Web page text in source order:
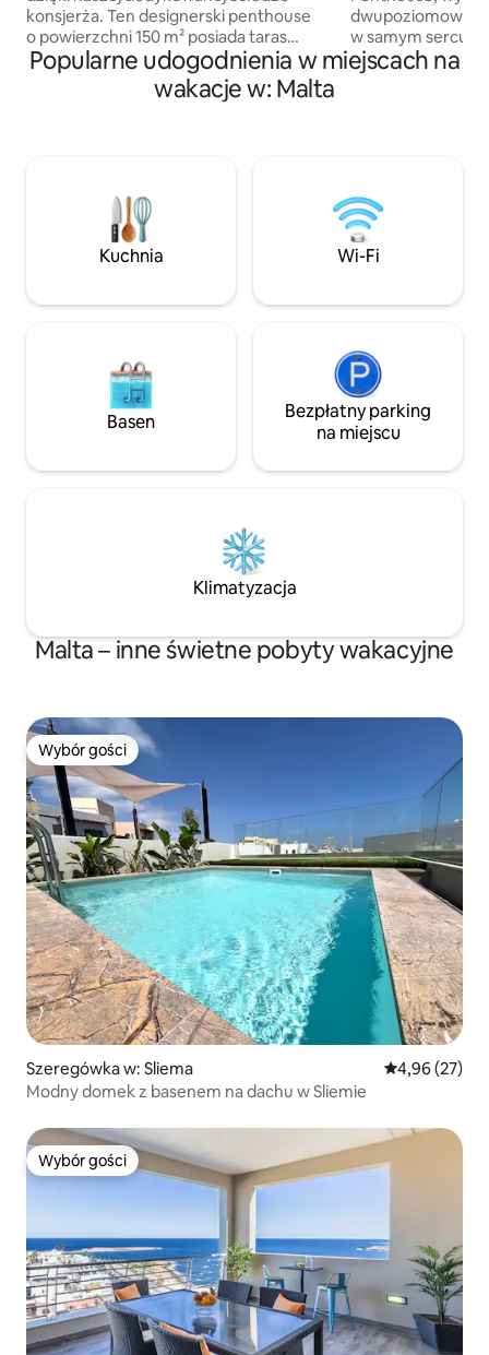
konsjerża. Ten designerski penthouse
o powierzchni 150 m² posiada taras
o powierzchni 55 m², na którym czeka na
Ciebie relaks na świeżym powietrzu
i śródziemnomorski spokój.
sanktuarium możesz cieszyć się
spokojem w pomieszczeniach i pięknem
na zewnątrz. 🏊 Podgrzewany basen
wyposażenie dla niemowląt – bezpłatnie
w samym sercu
połączenie
i zapierających
kolory
słońca i piękną
odzwierciedlając
i wyjątkową
wyjątkowych
Popularne udogodnienia w miejscach na
wakacje w: Malta
Kuchnia Wi-Fi
Basen
Bezpłatny parking
na miejscu
Klimatyzacja
Malta – inne świetne pobyty wakacyjne
Wybór gości
Wybór gości
Szeregówka w: Sliema Średnia
4,96 (27)
Modny domek z basenem na dachu w Sliemie
Wybór gości
Wybór gości